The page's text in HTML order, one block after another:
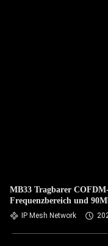
MB33 Tragbarer
Frequenzbereich und
IP Mesh Network